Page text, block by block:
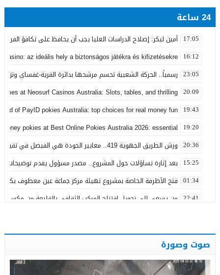
24 ساعة
17:05 أمين ليكر: إصلاح الدراسات العليا يجب أن يحافظ على تكافؤ الفرص
16:12
Casino: az ideális hely a biztonságos játékra és kifizetésekre
23:05 رسمياً.. الحركة الشعبية تحسم مرشحها بدائرة القرية-غفساي
20:09
at Neosurf Casinos Australia: Slots, tables, and thrilling
19:43
of PayID pokies Australia: top choices for real money fun
19:20
pokies at Best Online Pokies Australia 2026: essential
20:36 ورش الطريق الجهوية 419.. معايير الجودة هي الفيصل في تقييم مشاريع البنية التحتية
15:25 بعد إثارة تساؤلات حول المشروع.. مصدر مسؤول يقدم توضيحات
01:34 فتح الأظرفة الخاصة بمشروع تهيئة مركز جماعة عين معطوف بكلفة تناهز 22.86
22:41 من يسعى إلى تحويل افتتاح المركب الثقافي بالقليعة من مكسب
23:45 بعد سنوات من الفرار.. توقيف “التاوناتي” في ملف “إسكوبار
20:50 نورة آضريف تستقيل من حزب التقدم والاشتراكية وتنتقد طريقة
22:35 وعكة صحية تُغيب رئيس المجلس الإقليمي لتاونات عن احتفالات
صوت وصورة